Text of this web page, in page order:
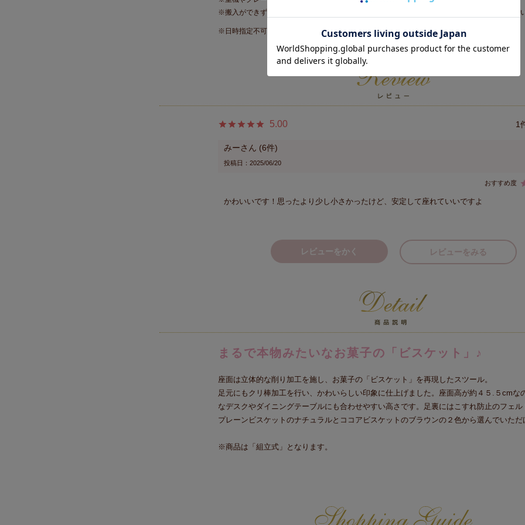
※搬入ができずに返品となる場合は、往復運賃を請求する場合がございます。予めご了承ください
※日時指定不可
5.00 1
みー 6
投稿日 2025/06/20
かわいいです！思ったより少し小さかったけど、安定して座れていいですよ
レビューをかく レビューをみる
まるで本物みたいなお菓子の「ビスケット」♪
座面は立体的な削り加工を施し、お菓子の「ビスケット」を再現したスツール。
足元にもクリ棒加工を行い、かわいらしい印象に仕上げました。座面高が約４５.５cmな
なデスクやダイニングテーブルにも合わせやすい高さです。足裏にはこすれ防止のフェル
プレーンビスケットのナチュラルとココアビスケットのブラウンの２色から選んでいただ
※商品は「組立式」となります。